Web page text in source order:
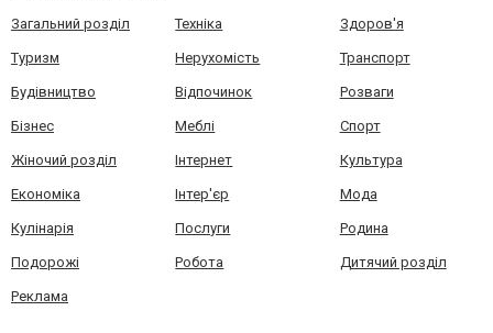
Загальний розділ Техніка Здоров'я
Туризм Нерухомість Транспорт
Будівництво Відпочинок Розваги
Бізнес Меблі Спорт
Жіночий розділ Інтернет Культура
Економіка Інтер'єр Мода
Кулінарія Послуги Родина
Подорожі Робота Дитячий розділ
Реклама